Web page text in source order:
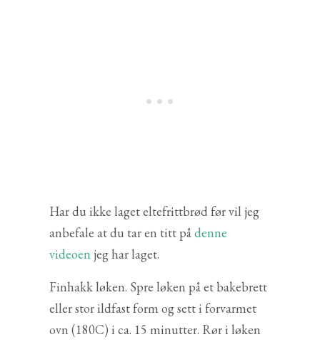
Har du ikke laget eltefrittbrød før vil jeg
anbefale at du tar en titt pådenne
videoen jeg har laget.
Finhakk løken. Spre løken på et bakebrett
eller stor ildfast form og sett i forvarmet
ovn (180C) i ca. 15 minutter. Rør i løken